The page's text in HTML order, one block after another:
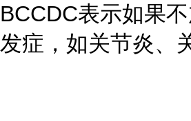
BCCDC表示如果
发症，如关节炎、